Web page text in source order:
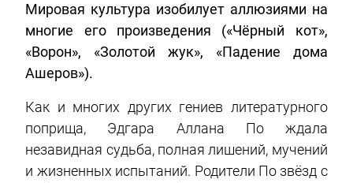
Мировая культура изобилует аллюзиями на
многие его произведения («Чёрный кот»,
«Ворон», «Золотой жук», «Падение дома
Ашеров»).
Как и многих других гениев литературного
поприща, Эдгара Аллана По ждала
незавидная судьба, полная лишений, мучений
и жизненных испытаний. Родители По звёзд с